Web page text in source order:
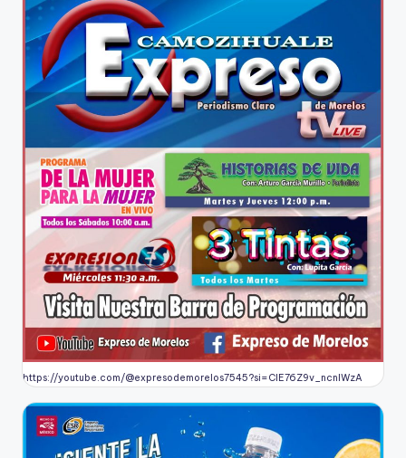
https://youtube.com/@expresodemorelos7545?si=CIE76Z9v_ncnlWzA